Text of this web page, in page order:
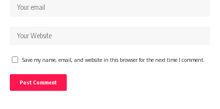
Save my name, email, and website in this browser for the next time I comment.